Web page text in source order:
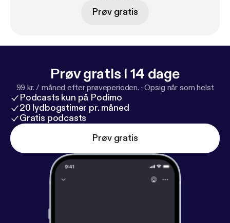
Prøv gratis
Prøv gratis i 14 dage
99 kr. / måned efter prøveperioden. ·Opsig når som helst
Podcasts kun på Podimo
20 lydbogstimer pr. måned
Gratis podcasts
Prøv gratis